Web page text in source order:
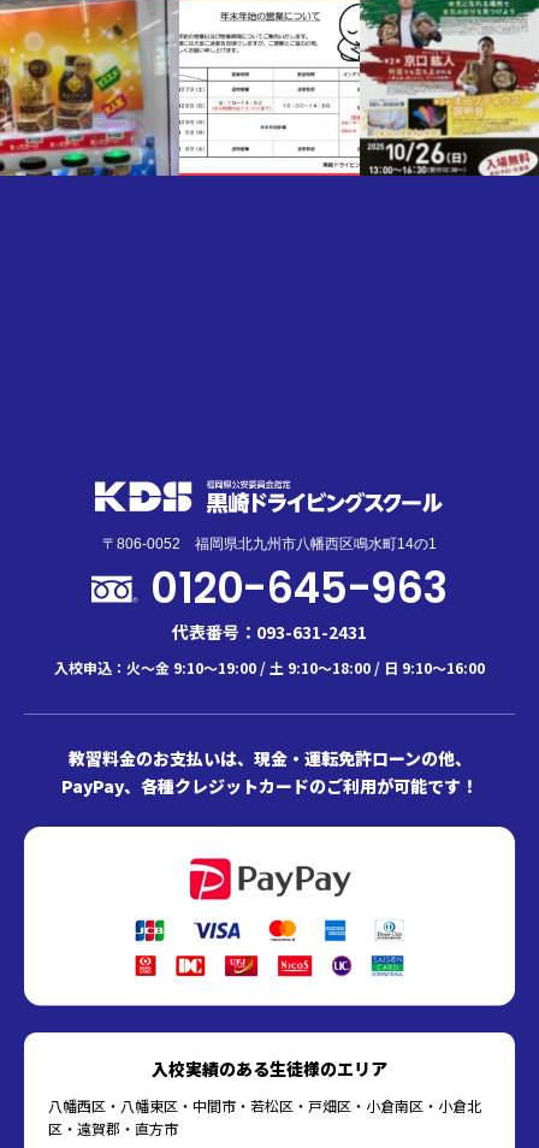
〒806-0052 福岡県北九州市八幡西区鳴水町14の1
0120-645-963
代表番号：093-631-2431
入校申込：火～金 9:10～19:00 / 土 9:10～18:00 / 日 9:10～16:00
教習料金のお支払いは、現金・運転免許ローンの他、
PayPay、各種クレジットカードのご利用が可能です！
入校実績のある生徒様のエリア
八幡西区・八幡東区・中間市・若松区・戸畑区・小倉南区・小倉北
区・遠賀郡・直方市